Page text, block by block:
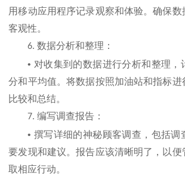
用移动应用程序记录观察和体验。确保
客观性。
6.数据分析和整理：
• 对收集到的数据进行分析和整理，
分和平均值。将数据按照加油站和指标
比较和总结。
7.编写调查报告：
• 撰写详细的神秘顾客调查，包括调
要发现和建议。报告应该清晰明了，以
取相应行动。